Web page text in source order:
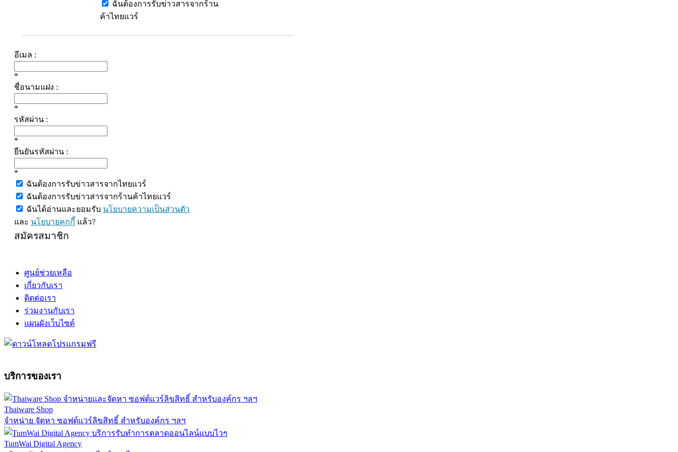
ฉันต้องการรับข่าวสารจากร้าน
ค้าไทยแวร์
อีเมล :
*
ชื่อนามแฝง :
*
รหัสผ่าน :
*
ยืนยันรหัสผ่าน :
*
ฉันต้องการรับข่าวสารจากไทยแวร์
ฉันต้องการรับข่าวสารจากร้านค้าไทยแวร์
ฉันได้อ่านและยอมรับ นโยบายความเป็นส่วนตัว
และ นโยบายคุกกี้ แล้ว?
สมัครสมาชิก
ศูนย์ช่วยเหลือ
เกี่ยวกับเรา
ติดต่อเรา
ร่วมงานกับเรา
แผนผังเว็บไซต์
บริการของเรา
Thaiware Shop
จำหน่าย จัดหา ซอฟต์แวร์ลิขสิทธิ์ สำหรับองค์กร ฯลฯ
TumWai Digital Agency